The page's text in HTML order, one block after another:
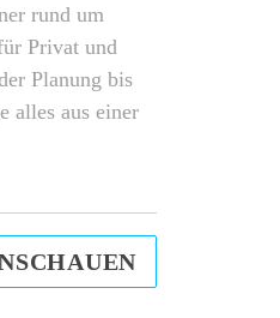
rund um
Privat und
Planung bis
alles aus einer